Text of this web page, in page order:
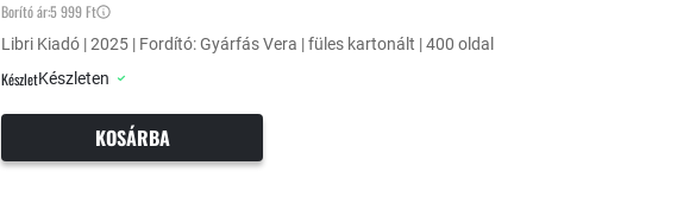
Borító ár:5 999 Ft
Libri Kiadó | 2025 | Fordító: Gyárfás Vera | füles kartonált | 400 oldal
KészletKészleten
KOSÁRBA